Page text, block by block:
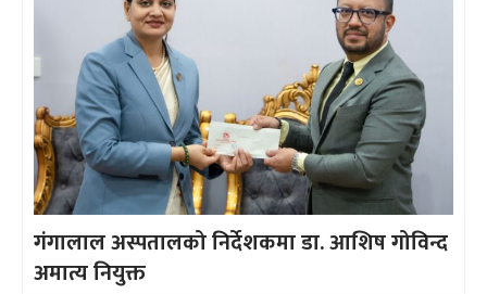
गंगालाल अस्पतालको निर्देशकमा डा. आशिष गोविन्द
अमात्य नियुक्त